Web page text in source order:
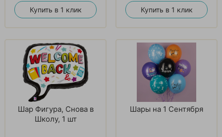
Купить в 1 клик Купить в 1 клик
Шар Фигура, Снова в
Школу, 1 шт
Шары на 1 Сентября